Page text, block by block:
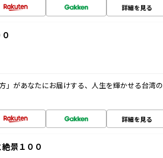
詳細を見る
」があなたにお届けする、人生を輝かせる台湾の
詳細を見る
景１００